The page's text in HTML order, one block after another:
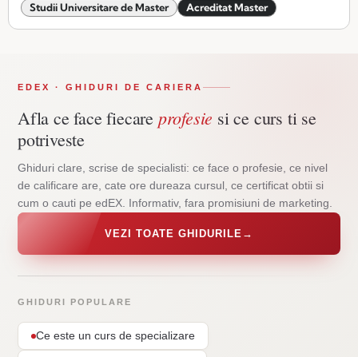
Studii Universitare de Master Acreditat Master
EDEX · GHIDURI DE CARIERA
Afla ce face fiecare profesie si ce curs ti se
potriveste
Ghiduri clare, scrise de specialisti: ce face o profesie, ce nivel
de calificare are, cate ore dureaza cursul, ce certificat obtii si
cum o cauti pe edEX. Informativ, fara promisiuni de marketing.
VEZI TOATE GHIDURILE →
GHIDURI POPULARE
Ce este un curs de specializare